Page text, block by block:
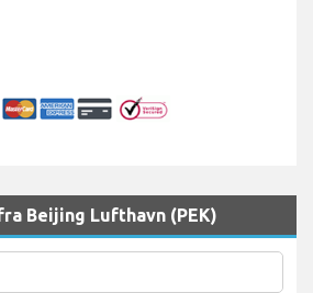
Beijing Lufthavn (PEK)